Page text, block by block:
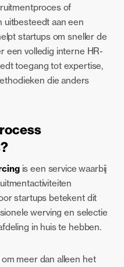
of
uitbesteedt aan een
startups om sneller de
een volledig interne HR-
toegang tot expertise,
die anders
is een service waarbij
startups betekent dit
werving en selectie
in huis te hebben.
meer dan alleen het